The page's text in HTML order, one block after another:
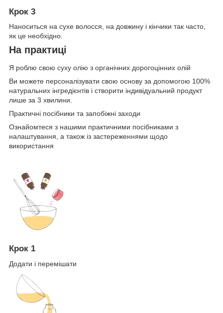
Крок 3
Наноситься на сухе волосся, на довжину і кінчики так часто,
як це необхідно.
На практиці
Я роблю свою суху олію з органічних дорогоцінних олій
Ви можете персоналізувати свою основу за допомогою 100%
натуральних інгредієнтів і створити індивідуальний продукт
лише за 3 хвилини.
Практичні посібники та запобіжні заходи
Ознайомтеся з нашими практичними посібниками з
налаштування, а також із застереженнями щодо
використання
Крок 1
Додати і перемішати